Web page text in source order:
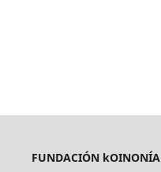
FUNDACIÓN kOINONÍA